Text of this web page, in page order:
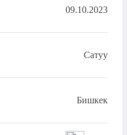
09.10.2023
Сатуу
Бишкек